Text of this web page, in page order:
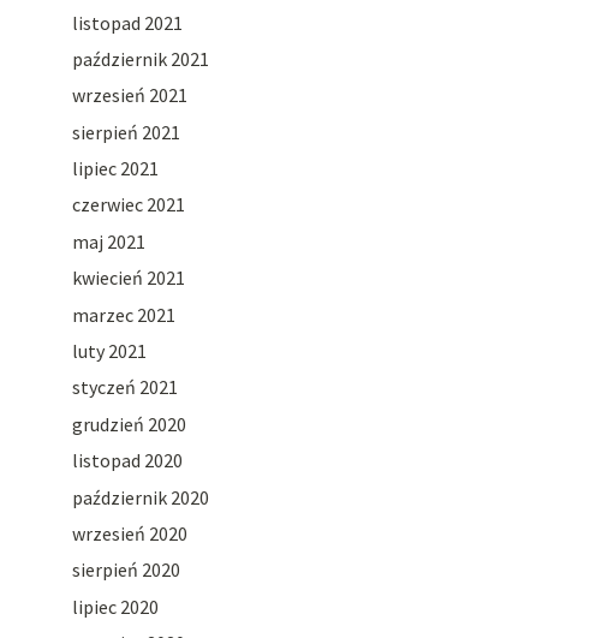
listopad 2021
październik 2021
wrzesień 2021
sierpień 2021
lipiec 2021
czerwiec 2021
maj 2021
kwiecień 2021
marzec 2021
luty 2021
styczeń 2021
grudzień 2020
listopad 2020
październik 2020
wrzesień 2020
sierpień 2020
lipiec 2020